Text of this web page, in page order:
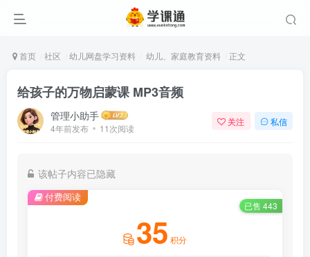
首页 社区 幼儿网盘学习资料 幼儿、家庭教育资料 正文
给孩子的万物启蒙课 MP3音频
管理小助手
4年前发布 11次阅读
关注 私信
该帖子内容已隐藏
付费阅读
已售 443
35 积分